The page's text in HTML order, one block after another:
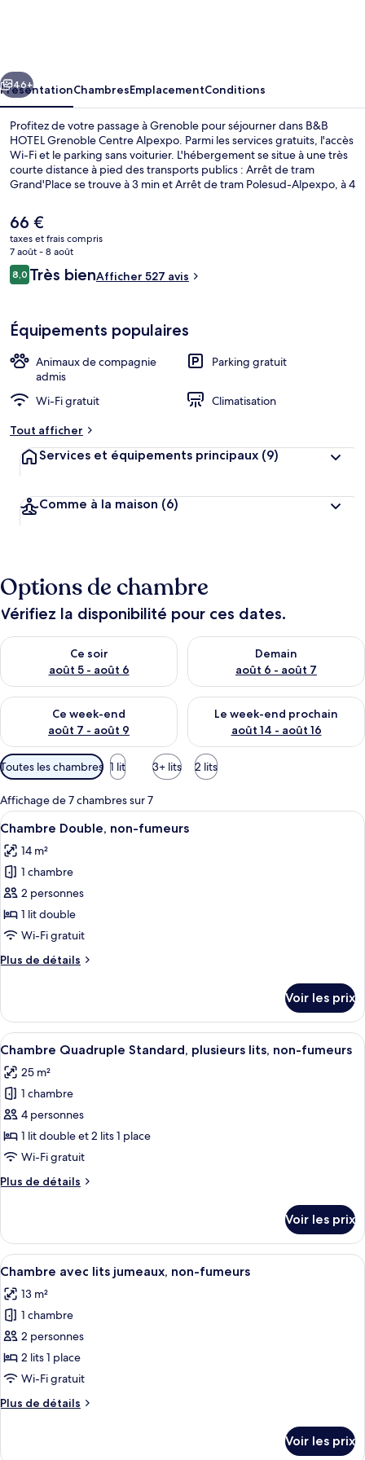
Alpexpo
Suivant
46+
PrésentationChambresEmplacementConditions
Profitez de votre passage à Grenoble pour séjourner dans B&B
HOTEL Grenoble Centre Alpexpo. Parmi les services gratuits, l'accès
Wi-Fi et le parking sans voiturier. L'hébergement se situe à une très
courte distance à pied des transports publics : Arrêt de tram
Grand'Place se trouve à 3 min et Arrêt de tram Polesud-Alpexpo, à 4
Le
prix
actuel
est
de
66 €
taxes et frais compris
7 août - 8 août
Avis
voyageurs
8,08,0 sur 10
Très bienAfficher 527 avis
Équipements populaires
Animaux de compagnie
admis
Parking gratuit
Wi-Fi gratuit
Climatisation
Tout afficher
Services et équipements principaux (9)
Comme à la maison (6)
Options de chambre
Vérifiez la disponibilité pour ces dates.
Ce soir
août 5 - août 6
Vérifier la disponibilité pour ce soir août 5 - août 6
Demain
août 6 - août 7
Vérifier la disponibilité pour
Ce week-end
août 7 - août 9
Vérifier la disponibilité pour ce week-end août 7 - août 9
Le week-end prochain
août 14 - août 16
Vérifier la disponibilité pour
Filtres
disponibles
pour
les
chambres
Toutes les chambres 1 lit 3+ lits 2 lits
Affichage de 7 chambres sur 7
Afficher
toutes
les
photos
pour
ce
type
chambre :
non-
fumeurs
Une chambre d’hôtel avec un lit,
10
Chambre Double, non-fumeurs
14 m²
1 chambre
2 personnes
1 lit double
Wi-Fi gratuit
Plus de détails
Plus
le
type
de
Chambre
Double,
non-
fumeurs
Voir les prix
Afficher
toutes
les
photos
pour
ce
type
chambre :
Standard,
plusieurs
lits,
non-
fumeurs
Une chambre d’hôtel avec un grand
8
Chambre Quadruple Standard, plusieurs lits, non-fumeurs
25 m²
1 chambre
4 personnes
1 lit double et 2 lits 1 place
Wi-Fi gratuit
Plus de détails
Plus
le
type
de
Chambre
Quadruple
Standard,
plusieurs
lits,
non-
fumeurs
Voir les prix
Afficher
toutes
les
photos
pour
ce
type
chambre :
Une chambre d’hôtel avec deux lits,
6
Chambre avec lits jumeaux, non-fumeurs
13 m²
1 chambre
2 personnes
2 lits 1 place
Wi-Fi gratuit
Plus de détails
Plus
Voir les prix